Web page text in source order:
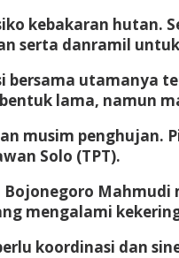
kebakaran hutan.
serta danramil
bersama utamanya
lama, namun
musim penghujan.
Solo (TPT).
mengalami
koordinasi dan